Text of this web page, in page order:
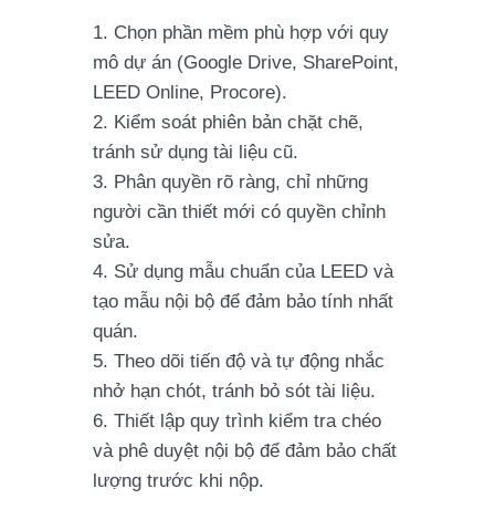
Chọn phần mềm phù hợp với quy
mô dự án (Google Drive, SharePoint,
LEED Online, Procore).
Kiểm soát phiên bản chặt chẽ,
tránh sử dụng tài liệu cũ.
Phân quyền rõ ràng, chỉ những
người cần thiết mới có quyền chỉnh
sửa.
Sử dụng mẫu chuẩn của LEED và
tạo mẫu nội bộ để đảm bảo tính nhất
quán.
Theo dõi tiến độ và tự động nhắc
nhở hạn chót, tránh bỏ sót tài liệu.
Thiết lập quy trình kiểm tra chéo
và phê duyệt nội bộ để đảm bảo chất
lượng trước khi nộp.